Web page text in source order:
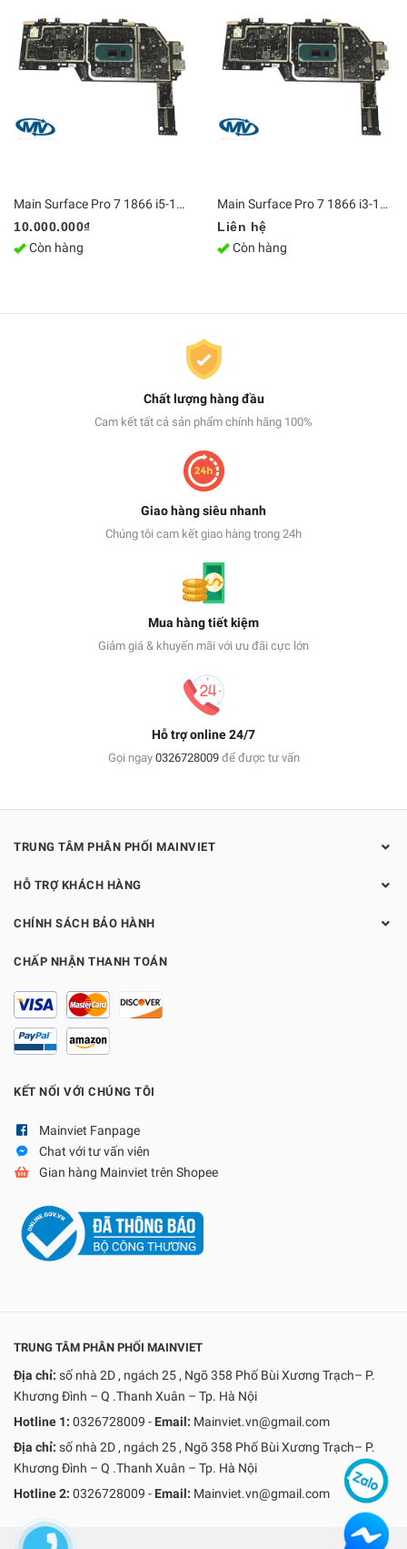
Main Surface Pro 7 1866 i5-1035G4 8GB Ram 256GB
10.000.000₫
Còn hàng
Main Surface Pro 7 1866 i3-1005G1 4GB Ram
Liên hệ
Còn hàng
Chất lượng hàng đầu
Cam kết tất cả sản phẩm chính hãng 100%
Giao hàng siêu nhanh
Chúng tôi cam kết giao hàng trong 24h
Mua hàng tiết kiệm
Giảm giá & khuyến mãi với ưu đãi cực lớn
Hỗ trợ online 24/7
Gọi ngay 0326728009để được tư vấn
TRUNG TÂM PHÂN PHỐI MAINVIET
HỖ TRỢ KHÁCH HÀNG
CHÍNH SÁCH BẢO HÀNH
CHẤP NHẬN THANH TOÁN
KẾT NỐI VỚI CHÚNG TÔI
Mainviet Fanpage
Chat với tư vấn viên
Gian hàng Mainviet trên Shopee
TRUNG TÂM PHÂN PHỐI MAINVIET
Địa chỉ: số nhà 2D , ngách 25 , Ngõ 358 Phố Bùi Xương Trạch– P.
Khương Đình – Q .Thanh Xuân – Tp. Hà Nội
Hotline 1: 0326728009 - Email: Mainviet.vn@gmail.com
Địa chỉ: số nhà 2D , ngách 25 , Ngõ 358 Phố Bùi Xương Trạch– P.
Khương Đình – Q .Thanh Xuân – Tp. Hà Nội
Hotline 2: 0326728009 - Email: Mainviet.vn@gmail.com